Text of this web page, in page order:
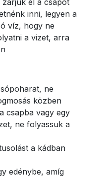
el a csapot
inni, legyen a
víz, hogy ne
a vizet, arra
ne
közben
csapba vagy egy
ne folyassuk a
a kádban
edénybe, amíg